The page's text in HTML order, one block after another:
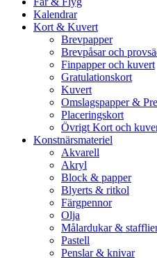
Kalendrar
Kort & Kuvert
Brevpapper
Brevpåsar och
Finpapper och kuvert
Gratulationskort
Kuvert
Omslagspapper &
Placeringskort
Övrigt Kort och
Konstnärsmateriel
Akvarell
Akryl
Block & papper
Blyerts & ritkol
Färgpennor
Olja
Målardukar &
Pastell
Penslar & knivar